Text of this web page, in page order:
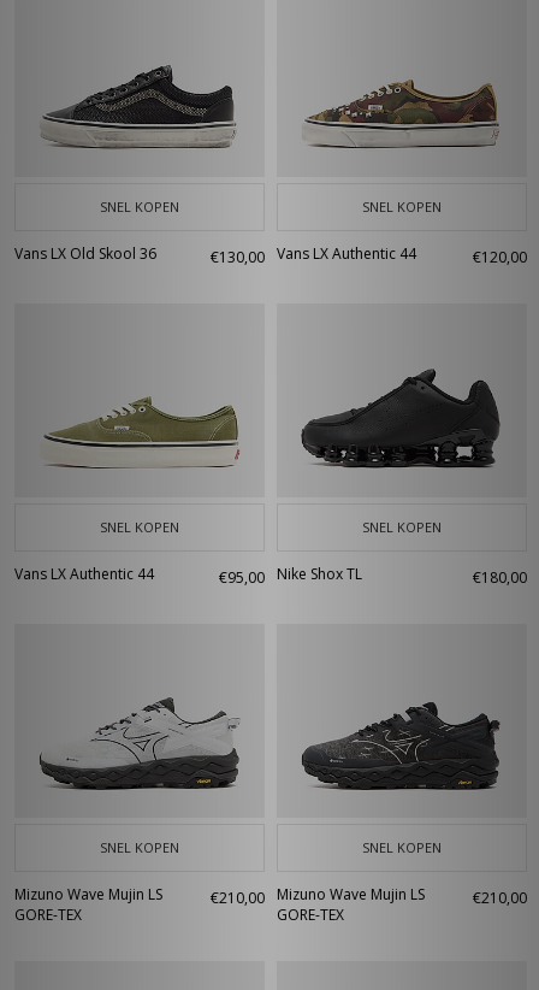
SNEL KOPEN
Vans LX Old Skool 36 €130,00
SNEL KOPEN
Vans LX Authentic 44 €120,00
SNEL KOPEN
Vans LX Authentic 44 €95,00
SNEL KOPEN
Nike Shox TL €180,00
SNEL KOPEN
Mizuno Wave Mujin LS
GORE-TEX
€210,00
SNEL KOPEN
Mizuno Wave Mujin LS
GORE-TEX
€210,00